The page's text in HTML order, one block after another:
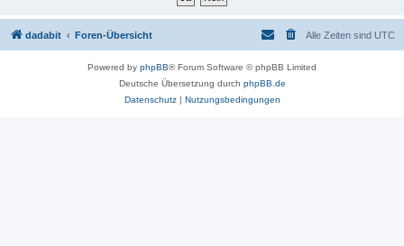
dadabit Foren-Übersicht Alle Zeiten sind UTC
Powered by phpBB® Forum Software © phpBB Limited
Deutsche Übersetzung durch phpBB.de
Datenschutz| Nutzungsbedingungen